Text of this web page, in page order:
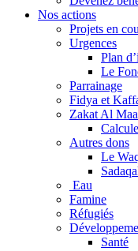
Nos actions
Projets en
Urgences
Plan
Le
Parrainage
Fidya et
Zakat Al
Autres dons
Le
Eau
Famine
Réfugiés
Santé